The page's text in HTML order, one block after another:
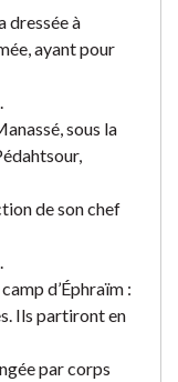
dressée à
ayant pour
sous la
de son chef
d’Éphraïm :
Ils partiront en
par corps